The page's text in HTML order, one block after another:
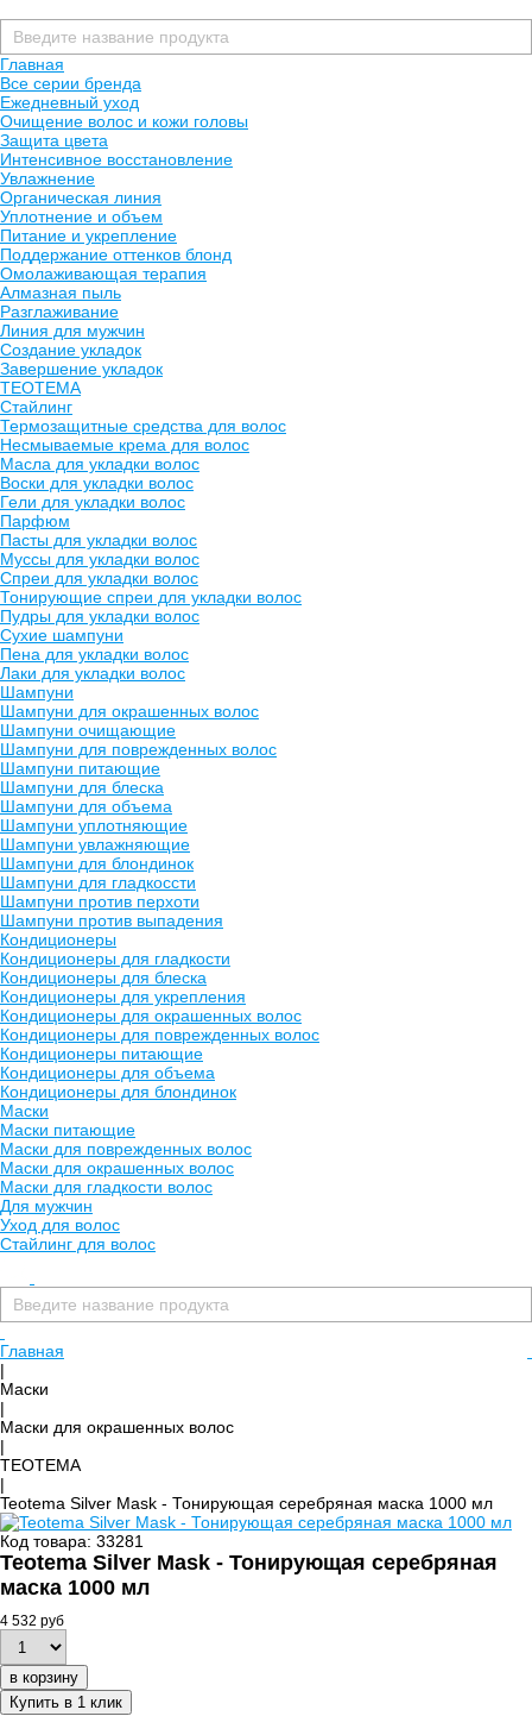
Главная
Все серии бренда
Ежедневный уход
Очищение волос и кожи головы
Защита цвета
Интенсивное восстановление
Увлажнение
Органическая линия
Уплотнение и объем
Питание и укрепление
Поддержание оттенков блонд
Омолаживающая терапия
Алмазная пыль
Разглаживание
Линия для мужчин
Создание укладок
Завершение укладок
TEOTEMA
Стайлинг
Термозащитные средства для волос
Несмываемые крема для волос
Масла для укладки волос
Воски для укладки волос
Гели для укладки волос
Парфюм
Пасты для укладки волос
Муссы для укладки волос
Спреи для укладки волос
Тонирующие спреи для укладки волос
Пудры для укладки волос
Сухие шампуни
Пена для укладки волос
Лаки для укладки волос
Шампуни
Шампуни для окрашенных волос
Шампуни очищающие
Шампуни для поврежденных волос
Шампуни питающие
Шампуни для блеска
Шампуни для объема
Шампуни уплотняющие
Шампуни увлажняющие
Шампуни для блондинок
Шампуни для гладкоссти
Шампуни против перхоти
Шампуни против выпадения
Кондиционеры
Кондиционеры для гладкости
Кондиционеры для блеска
Кондиционеры для укрепления
Кондиционеры для окрашенных волос
Кондиционеры для поврежденных волос
Кондиционеры питающие
Кондиционеры для объема
Кондиционеры для блондинок
Маски
Маски питающие
Маски для поврежденных волос
Маски для окрашенных волос
Маски для гладкости волос
Для мужчин
Уход для волос
Стайлинг для волос
Главная
|
Маски
|
Маски для окрашенных волос
|
TEOTEMA
|
Teotema Silver Mask - Тонирующая серебряная маска 1000 мл
Код товара: 33281
Teotema Silver Mask - Тонирующая серебряная
маска 1000 мл
4 532 руб
в корзину
Купить в 1 клик